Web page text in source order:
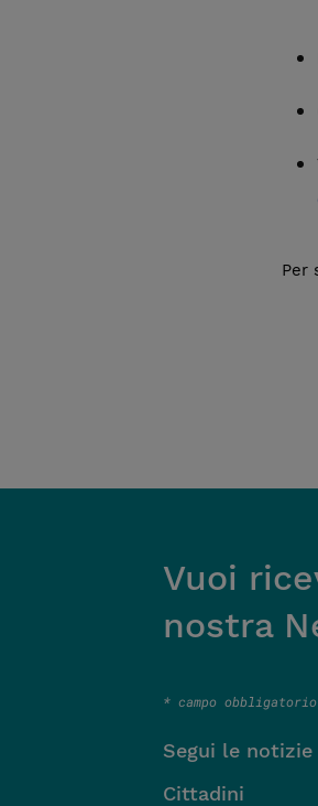
Per
Vuoi
nostra
* campo
Segui le notizie
Segui le notizie
Cittadini